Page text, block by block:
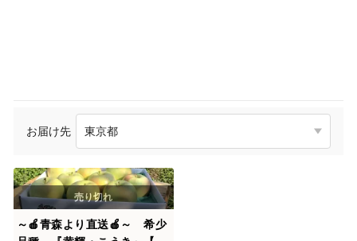
お届け先
～🍎青森より直送🍎～ 希少